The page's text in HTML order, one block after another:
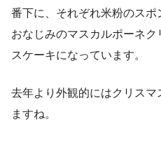
番下に、それぞれ米粉のス
おなじみのマスカルポーネ
スケーキになっています。
去年より外観的にはクリスマ
ますね。